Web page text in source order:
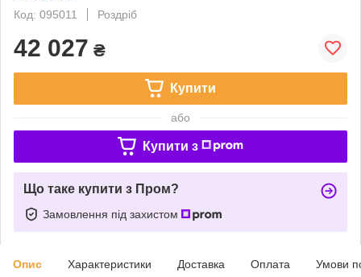
Код: 095011
Роздріб
42 027 ₴
Купити
або
Купити з
Що таке купити з Пром?
Замовлення під захистом
Опис Характеристики Доставка Оплата Умови